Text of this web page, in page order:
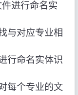
进行命名实
与对应专业相
行命名实体识
每个专业的文